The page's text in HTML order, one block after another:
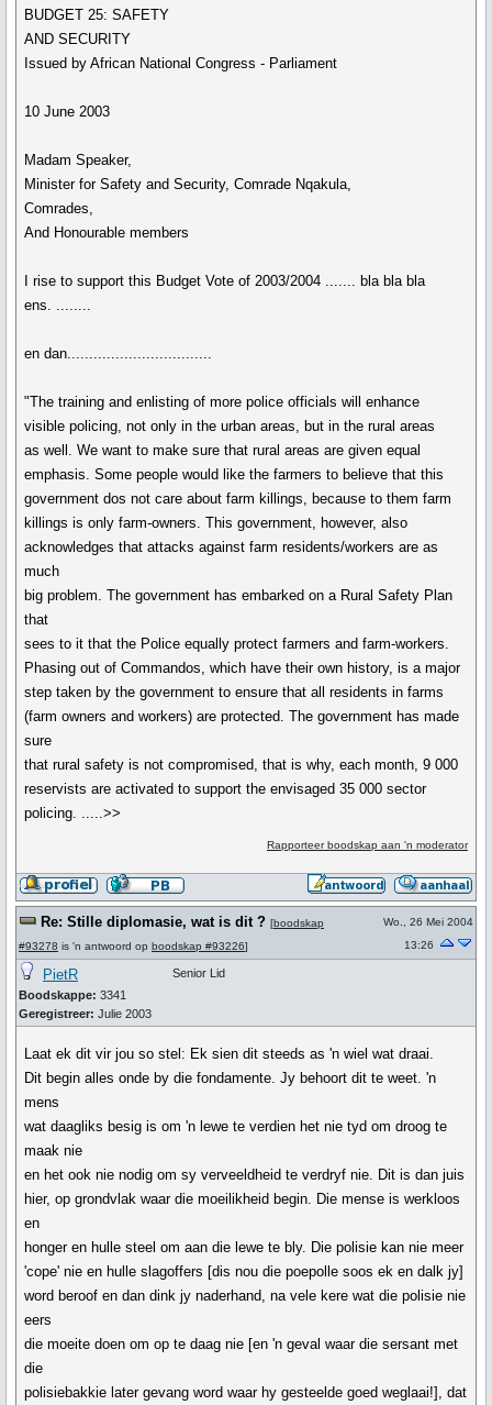
BUDGET 25: SAFETY
AND SECURITY
Issued by African National Congress - Parliament
10 June 2003
Madam Speaker,
Minister for Safety and Security, Comrade Nqakula,
Comrades,
And Honourable members
I rise to support this Budget Vote of 2003/2004 ....... bla bla bla
ens. ........
en dan.................................
"The training and enlisting of more police officials will enhance
visible policing, not only in the urban areas, but in the rural areas
as well. We want to make sure that rural areas are given equal
emphasis. Some people would like the farmers to believe that this
government dos not care about farm killings, because to them farm
killings is only farm-owners. This government, however, also
acknowledges that attacks against farm residents/workers are as
much
big problem. The government has embarked on a Rural Safety Plan
that
sees to it that the Police equally protect farmers and farm-workers.
Phasing out of Commandos, which have their own history, is a major
step taken by the government to ensure that all residents in farms
(farm owners and workers) are protected. The government has made
sure
that rural safety is not compromised, that is why, each month, 9 000
reservists are activated to support the envisaged 35 000 sector
policing. .....>>
Rapporteer boodskap aan 'n moderator
Re: Stille diplomasie, wat is dit ? [boodskap
#93278 is 'n antwoord op boodskap #93226]
Wo., 26 Mei 2004
13:26
PietR
Boodskappe: 3341
Geregistreer: Julie 2003
Senior Lid
Laat ek dit vir jou so stel: Ek sien dit steeds as 'n wiel wat draai.
Dit begin alles onde by die fondamente. Jy behoort dit te weet. 'n
mens
wat daagliks besig is om 'n lewe te verdien het nie tyd om droog te
maak nie
en het ook nie nodig om sy verveeldheid te verdryf nie. Dit is dan juis
hier, op grondvlak waar die moeilikheid begin. Die mense is werkloos
en
honger en hulle steel om aan die lewe te bly. Die polisie kan nie meer
'cope' nie en hulle slagoffers [dis nou die poepolle soos ek en dalk jy]
word beroof en dan dink jy naderhand, na vele kere wat die polisie nie
eers
die moeite doen om op te daag nie [en 'n geval waar die sersant met
die
polisiebakkie later gevang word waar hy gesteelde goed weglaai!], dat